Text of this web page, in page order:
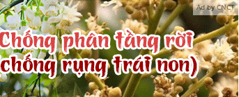
Ad by CNCT